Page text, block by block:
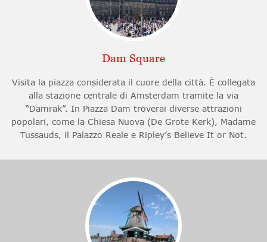
Dam Square
Visita la piazza considerata il cuore della città. È collegata
alla stazione centrale di Amsterdam tramite la via
“Damrak”. In Piazza Dam troverai diverse attrazioni
popolari, come la Chiesa Nuova (De Grote Kerk), Madame
Tussauds, il Palazzo Reale e Ripley’s Believe It or Not.